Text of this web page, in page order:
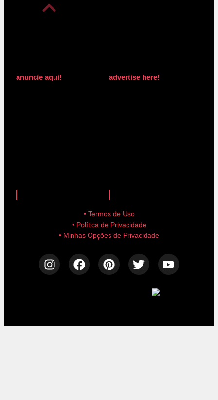
anuncie aqui! advertise here!
• Termos de Uso
• Política de Privacidade
• Minhas Opções de Privacidade